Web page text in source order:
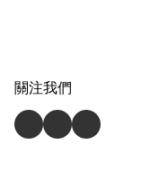
關注我們